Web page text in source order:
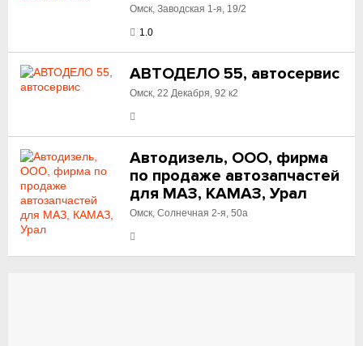
Омск, Заводская 1-я, 19/2
1.0
АВТОДЕЛО 55, автосервис
Омск, 22 Декабря, 92 к2
Автодизель, ООО, фирма
по продаже автозапчастей
для МАЗ, КАМАЗ, Урал
Омск, Солнечная 2-я, 50а